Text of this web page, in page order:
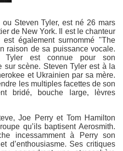
Steven Tyler, est né 26 mars
de New York. Il est le chanteur
également surnommé "The
raison de sa puissance vocale.
Tyler est connue pour son
sur scène. Steven Tyler est à la
et Ukrainien par sa mère.
les multiples facettes de son
bridé, bouche large, lèvres
Joe Perry et Tom Hamilton
qu’ils baptisent Aerosmith.
incessamment à Perry son
d’enthousiasme. Ses critiques